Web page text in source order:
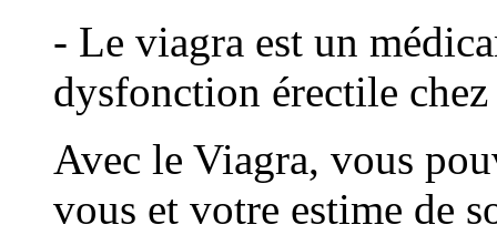
- Le viagra est un
dysfonction érectile
Avec le Viagra, vous
vous et votre estime de